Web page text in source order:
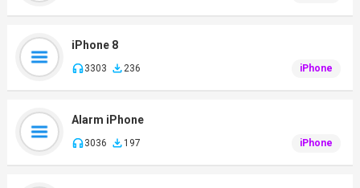
iPhone 8
3303 236 iPhone
Alarm iPhone
3036 197 iPhone